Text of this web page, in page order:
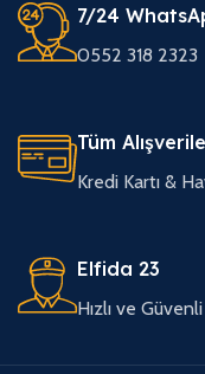
7/24
0552 318 2323
Tüm
Kredi Kartı &
Elfida 23
Hızlı ve